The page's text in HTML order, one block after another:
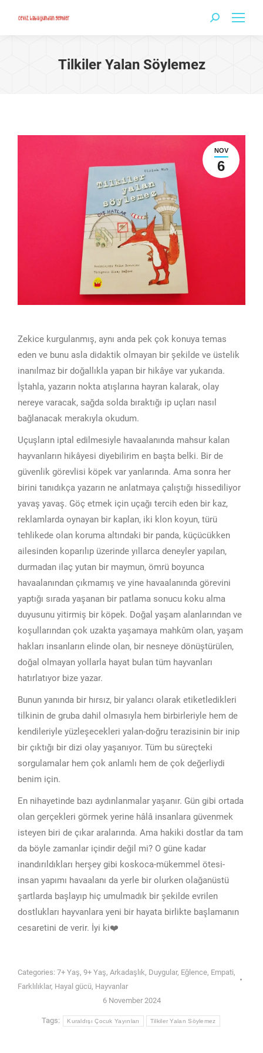
Search:
Tilkiler Yalan Söylemez
NOV
6
Zekice kurgulanmış, aynı anda pek çok konuya temas
eden ve bunu asla didaktik olmayan bir şekilde ve üstelik
inanılmaz bir doğallıkla yapan bir hikâye var yukarıda.
İştahla, yazarın nokta atışlarına hayran kalarak, olay
nereye varacak, sağda solda bıraktığı ip uçları nasıl
bağlanacak merakıyla okudum.
Uçuşların iptal edilmesiyle havaalanında mahsur kalan
hayvanların hikâyesi diyebilirim en başta belki. Bir de
güvenlik görevlisi köpek var yanlarında. Ama sonra her
birini tanıdıkça yazarın ne anlatmaya çalıştığı hissediliyor
yavaş yavaş. Göç etmek için uçağı tercih eden bir kaz,
reklamlarda oynayan bir kaplan, iki klon koyun, türü
tehlikede olan koruma altındaki bir panda, küçücükken
ailesinden koparılıp üzerinde yıllarca deneyler yapılan,
durmadan ilaç yutan bir maymun, ömrü boyunca
havaalanından çıkmamış ve yine havaalanında görevini
yaptığı sırada yaşanan bir patlama sonucu koku alma
duyusunu yitirmiş bir köpek. Doğal yaşam alanlarından ve
koşullarından çok uzakta yaşamaya mahkûm olan, yaşam
hakları insanların elinde olan, bir nesneye dönüştürülen,
doğal olmayan yollarla hayat bulan tüm hayvanları
hatırlatıyor bize yazar.
Bunun yanında bir hırsız, bir yalancı olarak etiketledikleri
tilkinin de gruba dahil olmasıyla hem birbirleriyle hem de
kendileriyle yüzleşecekleri yalan-doğru terazisinin bir inip
bir çıktığı bir dizi olay yaşanıyor. Tüm bu süreçteki
sorgulamalar hem çok anlamlı hem de çok değerliydi
benim için.
En nihayetinde bazı aydınlanmalar yaşanır. Gün gibi ortada
olan gerçekleri görmek yerine hâlâ insanlara güvenmek
isteyen biri de çıkar aralarında. Ama hakiki dostlar da tam
da böyle zamanlar içindir değil mi? O güne kadar
inandırıldıkları herşey gibi koskoca-mükemmel ötesi-
insan yapımı havaalanı da yerle bir olurken olağanüstü
şartlarda başlayıp hiç umulmadık bir şekilde evrilen
dostlukları hayvanlara yeni bir hayata birlikte başlamanın
cesaretini de verir. İyi ki❤️
Categories: 7+ Yaş, 9+ Yaş, Arkadaşlık, Duygular, Eğlence, Empati,
Farklılıklar, Hayal gücü, Hayvanlar
6 November 2024
Tags: Kuraldışı Çocuk Yayınları Tilkiler Yalan Söylemez